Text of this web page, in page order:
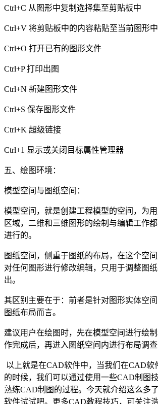
Ctrl+C 从图形中复制选择集至剪贴板中
Ctrl+V 将剪贴板中的内容粘贴至当前图形中
Ctrl+O 打开已有的图形文件
Ctrl+P打印出图
Ctrl+N 新建图形文件
Ctrl+S 保存图形文件
Ctrl+K 超级链接
Ctrl+1 显示或关闭目标属性管理器
五、绘图环境：
模型空间与图纸空间：
模型空间，就是创建工程模型的空间，为
区域，二维和三维图形的绘制与编辑工作
进行的。
图纸空间，侧重于图纸的布局，在这个空
对任何图形进行修改编辑，只用于调整图
出。
其区别主要在于：前者是针对图形实体空
图纸布局而言。
建议用户在绘图时，先在模型空间进行绘
作完成后，再进入图纸空间内进行布局调查
以上就是在CAD软件中，当我们在CAD软
的时候，我们可以通过使用一些CAD制图
熟练CAD制图的过程。今天就介绍这么多
软件试试吧。更多CAD教程技巧，可关注